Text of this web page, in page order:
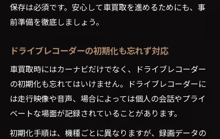
保存は必須です。安心して車買取を進めるためにも、事
前準備を徹底しましょう。
ドライブレコーダーの初期化も忘れず対応
車買取時にはカーナビだけでなく、ドライブレコーダー
の初期化も忘れてはいけません。ドライブレコーダーに
は走行映像や音声、場合によっては個人の会話やプライ
ベートな場面が記録されていることがあります。
初期化手順は、機種ごとに異なりますが、録画データの